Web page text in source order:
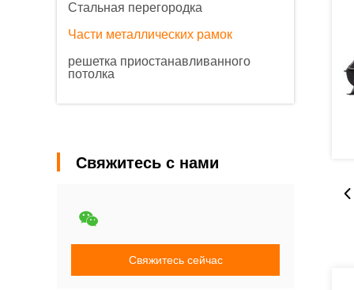
Стальная перегородка
Части металлических рамок
решетка приостанавливанного
потолка
Свяжитесь с нами
Свяжитесь сейчас